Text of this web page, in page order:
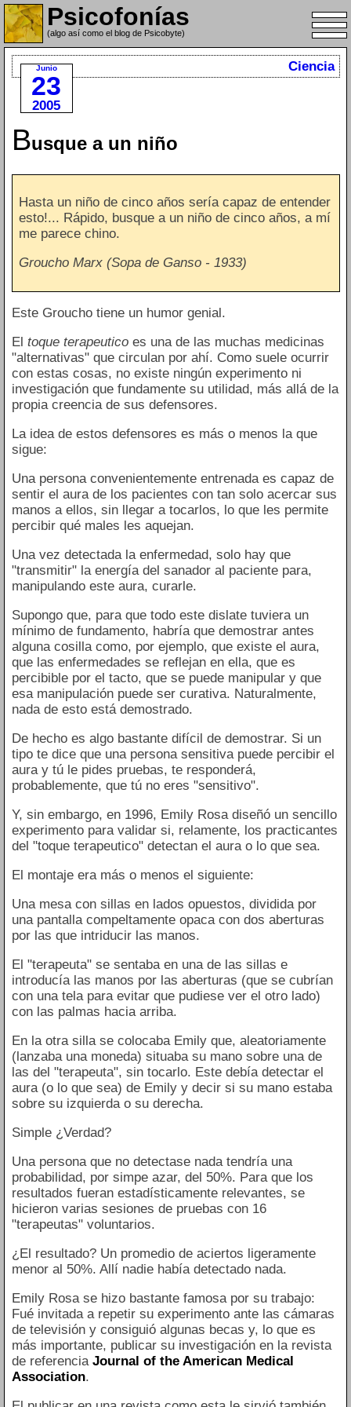
Psicofonías
(algo así como el blog de Psicobyte)
Junio
23
2005
Ciencia
Busque a un niño
Hasta un niño de cinco años sería capaz de entender
esto!... Rápido, busque a un niño de cinco años, a mí
me parece chino.
Groucho Marx (Sopa de Ganso - 1933)
Este Groucho tiene un humor genial.
El toque terapeuticoes una de las muchas medicinas
"alternativas" que circulan por ahí. Como suele ocurrir
con estas cosas, no existe ningún experimento ni
investigación que fundamente su utilidad, más allá de la
propia creencia de sus defensores.
La idea de estos defensores es más o menos la que
sigue:
Una persona convenientemente entrenada es capaz de
sentir el aura de los pacientes con tan solo acercar sus
manos a ellos, sin llegar a tocarlos, lo que les permite
percibir qué males les aquejan.
Una vez detectada la enfermedad, solo hay que
"transmitir" la energía del sanador al paciente para,
manipulando este aura, curarle.
Supongo que, para que todo este dislate tuviera un
mínimo de fundamento, habría que demostrar antes
alguna cosilla como, por ejemplo, que existe el aura,
que las enfermedades se reflejan en ella, que es
percibible por el tacto, que se puede manipular y que
esa manipulación puede ser curativa. Naturalmente,
nada de esto está demostrado.
De hecho es algo bastante difícil de demostrar. Si un
tipo te dice que una persona sensitiva puede percibir el
aura y tú le pides pruebas, te responderá,
probablemente, que tú no eres "sensitivo".
Y, sin embargo, en 1996, Emily Rosa diseñó un sencillo
experimento para validar si, relamente, los practicantes
del "toque terapeutico" detectan el aura o lo que sea.
El montaje era más o menos el siguiente:
Una mesa con sillas en lados opuestos, dividida por
una pantalla compeltamente opaca con dos aberturas
por las que intriducir las manos.
El "terapeuta" se sentaba en una de las sillas e
introducía las manos por las aberturas (que se cubrían
con una tela para evitar que pudiese ver el otro lado)
con las palmas hacia arriba.
En la otra silla se colocaba Emily que, aleatoriamente
(lanzaba una moneda) situaba su mano sobre una de
las del "terapeuta", sin tocarlo. Este debía detectar el
aura (o lo que sea) de Emily y decir si su mano estaba
sobre su izquierda o su derecha.
Simple ¿Verdad?
Una persona que no detectase nada tendría una
probabilidad, por simpe azar, del 50%. Para que los
resultados fueran estadísticamente relevantes, se
hicieron varias sesiones de pruebas con 16
"terapeutas" voluntarios.
¿El resultado? Un promedio de aciertos ligeramente
menor al 50%. Allí nadie había detectado nada.
Emily Rosa se hizo bastante famosa por su trabajo:
Fué invitada a repetir su experimento ante las cámaras
de televisión y consiguió algunas becas y, lo que es
más importante, publicar su investigación en la revista
de referencia Journal of the American Medical
Association.